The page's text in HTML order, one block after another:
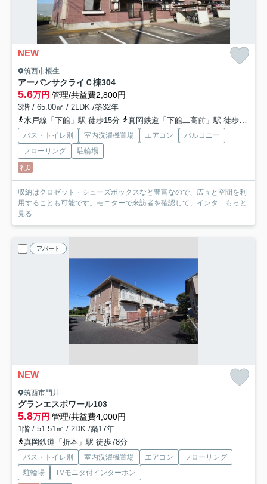
NEW
筑西市榎生
アーバンサクライＣ棟304
5.6万円 管理/共益費2,800円
3階 / 65.00㎡ / 2LDK /築32年
水戸線「下館」駅 徒歩15分
真岡鉄道「下館二高前」駅 徒歩41分
バス・トイレ別 室内洗濯機置場 エアコン
バルコニー
フローリング
駐輪場
礼0
収納はクロゼット・シューズボックスなど豊富なので、広々と空間を利
用することも可能です。モニターで来訪者を確認して、インタ...
もっと
見る
アパート
NEW
筑西市門井
グランエスポワール103
5.8万円 管理/共益費4,000円
1階 / 51.51㎡ / 2DK /築17年
真岡鉄道「折本」駅 徒歩78分
バス・トイレ別 室内洗濯機置場 エアコン
フローリング
駐輪場
TVモニタ付インターホン